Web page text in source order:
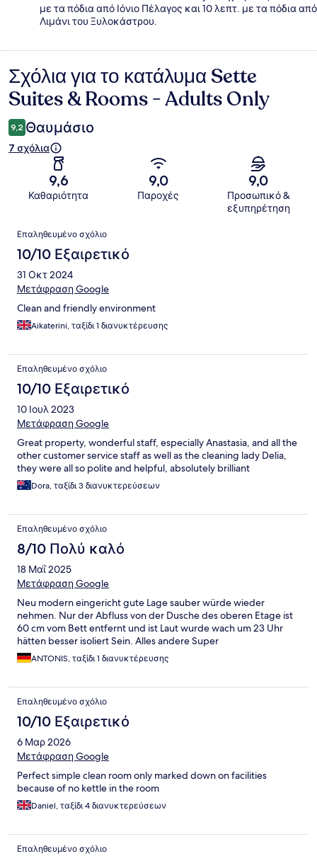
με τα πόδια από Ιόνιο Πέλαγος και 10 λεπτ. με τα πόδια από
Λιμάνι του Ξυλοκάστρου.
Σχόλια
Σχόλια για το κατάλυμα Sette
Suites & Rooms - Adults Only
9,2 Θαυμάσιο
7 σχόλια
9,6
Καθαριότητα
9,0
Παροχές
9,0
Προσωπικό &
εξυπηρέτηση
Σχόλια
Επαληθευμένο σχόλιο
10/10 Εξαιρετικό
31 Οκτ 2024
Μετάφραση Google
Clean and friendly environment
Aikaterini, ταξίδι 1 διανυκτέρευσης
Επαληθευμένο σχόλιο
10/10 Εξαιρετικό
10 Ιουλ 2023
Μετάφραση Google
Great property, wonderful staff, especially Anastasia, and all the
other customer service staff as well as the cleaning lady Delia,
they were all so polite and helpful, absolutely brilliant
Dora, ταξίδι 3 διανυκτερεύσεων
Επαληθευμένο σχόλιο
8/10 Πολύ καλό
18 Μαΐ 2025
Μετάφραση Google
Neu modern eingericht gute Lage sauber würde wieder
nehmen. Nur der Abfluss von der Dusche des oberen Etage ist
60 cm vom Bett entfernt und ist Laut wurde wach um 23 Uhr
hätten besser isoliert Sein. Alles andere Super
ANTONIS, ταξίδι 1 διανυκτέρευσης
Επαληθευμένο σχόλιο
10/10 Εξαιρετικό
6 Μαρ 2026
Μετάφραση Google
Perfect simple clean room only marked down on facilities
because of no kettle in the room
Daniel, ταξίδι 4 διανυκτερεύσεων
Επαληθευμένο σχόλιο